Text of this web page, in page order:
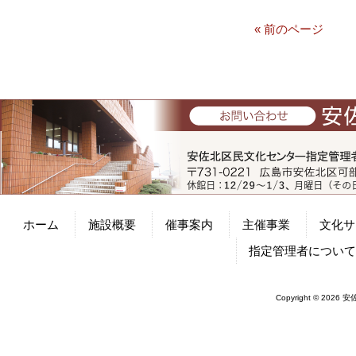
« 前のページ
ホーム 施設概要 催事案内 主催事業
文化
指定管理者について
Copyright © 2026 安